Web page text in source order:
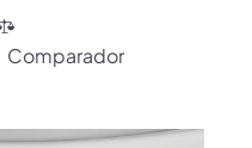
Comparador